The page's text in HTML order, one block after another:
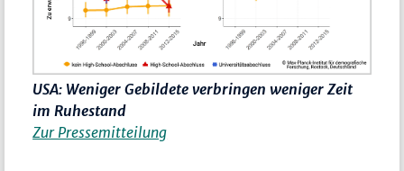
USA: Weniger Gebildete verbringen weniger Zeit
im Ruhestand
Zur Pressemitteilung